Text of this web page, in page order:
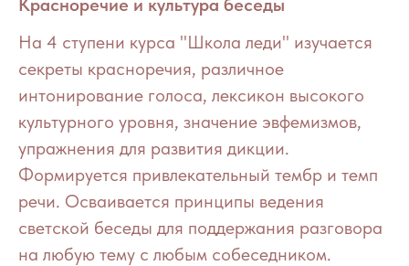
На 4 ступени курса "Школа леди" изучается
секреты красноречия, различное
интонирование голоса, лексикон высокого
культурного уровня, значение эвфемизмов,
упражнения для развития дикции.
Формируется привлекательный тембр и темп
речи. Осваивается принципы ведения
светской беседы для поддержания разговора
на любую тему с любым собеседником.